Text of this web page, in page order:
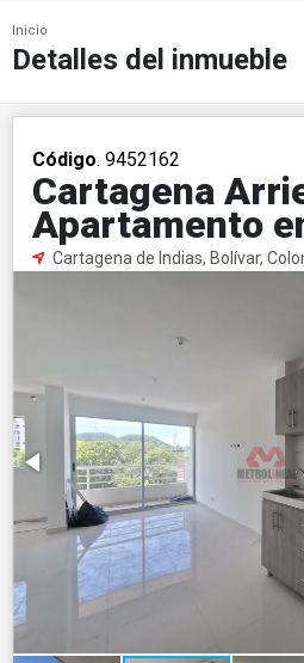
Inicio
Detalles del inmueble
Código. 9452162
Cartagena
Apartamento
Cartagena de Indias, Bolívar,